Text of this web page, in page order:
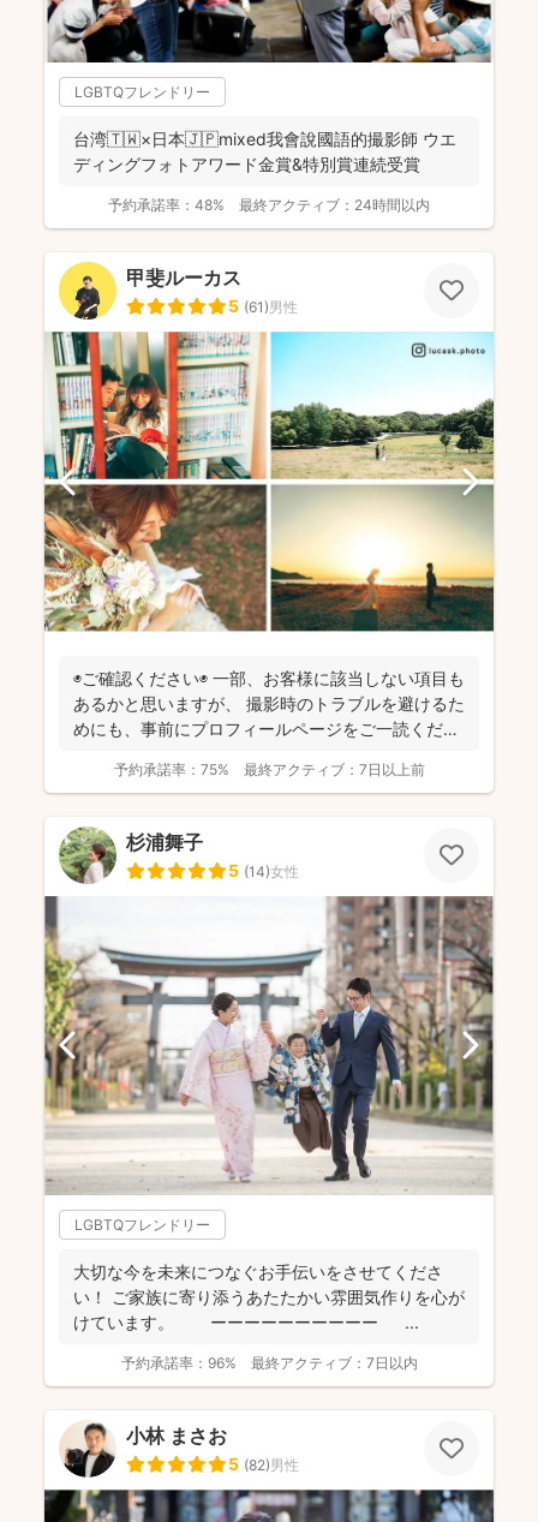
LGBTQフレンドリー
台湾🇹🇼×日本🇯🇵mixed我會說國語的撮影師 ウエ
ディングフォトアワード金賞&特別賞連続受賞
予約承諾率： 48% 最終アクティブ： 24時間以内
甲斐ルーカス
5 (61)男性
◉ご確認ください◉ 一部、お客様に該当しない項目も
あるかと思いますが、 撮影時のトラブルを避けるた
めにも、事前にプロフィールページをご一読くださ
予約承諾率： 75% 最終アクティブ： 7日以上前
杉浦舞子
5 (14)女性
LGBTQフレンドリー
大切な今を未来につなぐお手伝いをさせてくださ
い！ ご家族に寄り添うあたたかい雰囲気作りを心が
けています。 ーーーーーーーーーー ...
予約承諾率： 96% 最終アクティブ： 7日以内
小林 まさお
5 (82)男性